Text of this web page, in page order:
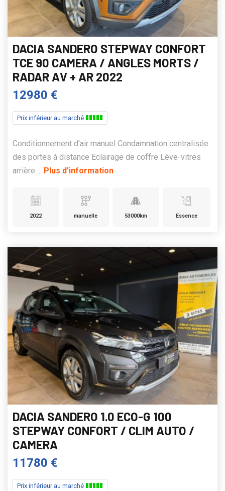
DACIA SANDERO STEPWAY CONFORT
TCE 90 CAMERA / ANGLES MORTS /
RADAR AV + AR 2022
12980 €
Prix inférieur au marché
Conditionnement d'air manuel Condamnation centralisée
des portes à distance Eclairage de coffre Lève-vitres
arrière ... Plus d'information
2022 manuelle 53000km Essence
DACIA SANDERO 1.0 ECO-G 100
STEPWAY CONFORT / CLIM AUTO /
CAMERA
11780 €
Prix inférieur au marché